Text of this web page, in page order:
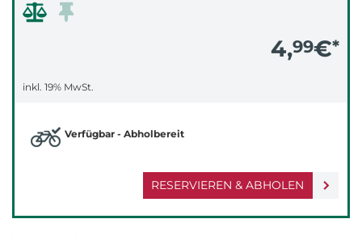
4,99€*
inkl. 19% MwSt.
RESERVIEREN & ABHOLEN
Verfügbar - Abholbereit